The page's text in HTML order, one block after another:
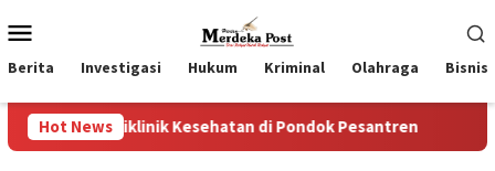
ke
kontenMobile
Berita Investigasi Hukum Kriminal Olahraga Bisnis
Hot News
Kesehatan di Pondok Pesantren Wakil Ketua II